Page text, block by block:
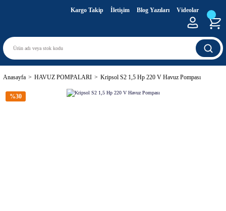
Kargo Takip İletişim Blog Yazıları Videolar
Anasayfa HAVUZ POMPALARI Kripsol S2 1,5 Hp 220 V Havuz Pompası
%30